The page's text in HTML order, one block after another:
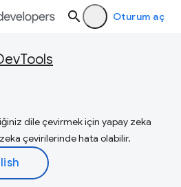
Oturum aç
dile çevirmek için yapay zeka
çevirilerinde hata olabilir.